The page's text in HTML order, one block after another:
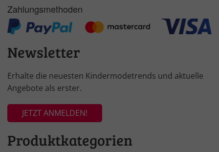
Zahlungsmethoden
Newsletter
Erhalte die neuesten Kindermodetrends und aktuelle
Angebote als erster.
JETZT ANMELDEN!
Produktkategorien